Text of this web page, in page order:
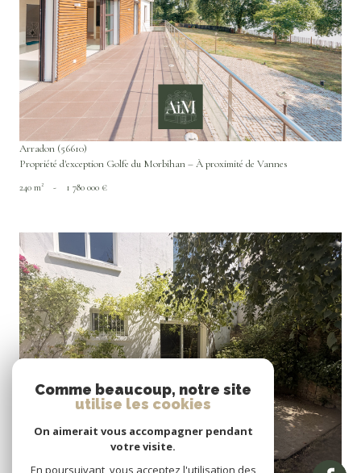
VOIR LE BIEN
Arradon (56610)
Propriété d'exception Golfe du Morbihan – À proximité de Vannes
240 m² - 1 780 000 €
VOIR LE BIEN
Comme beaucoup, notre site
utilise les cookies
On aimerait vous accompagner pendant
votre visite.
En poursuivant, vous acceptez l'utilisation des